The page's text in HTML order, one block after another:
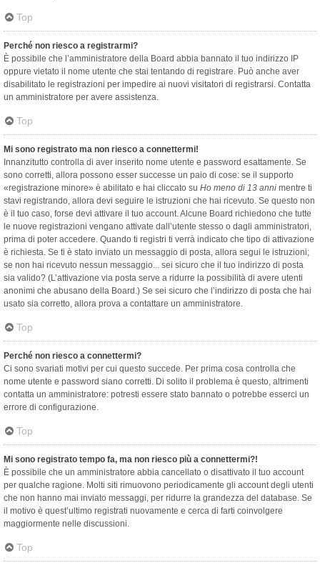
Top
Perché non riesco a registrarmi?
È possibile che l’amministratore della Board abbia bannato il tuo indirizzo IP
oppure vietato il nome utente che stai tentando di registrare. Può anche aver
disabilitato le registrazioni per impedire ai nuovi visitatori di registrarsi. Contatta
un amministratore per avere assistenza.
Top
Mi sono registrato ma non riesco a connettermi!
Innanzitutto controlla di aver inserito nome utente e password esattamente. Se
sono corretti, allora possono esser successe un paio di cose: se il supporto
«registrazione minore» è abilitato e hai cliccato su Ho meno di 13 anni mentre ti
stavi registrando, allora devi seguire le istruzioni che hai ricevuto. Se questo non
è il tuo caso, forse devi attivare il tuo account. Alcune Board richiedono che tutte
le nuove registrazioni vengano attivate dall’utente stesso o dagli amministratori,
prima di poter accedere. Quando ti registri ti verrà indicato che tipo di attivazione
è richiesta. Se ti è stato inviato un messaggio di posta, allora segui le istruzioni;
se non hai ricevuto nessun messaggio... sei sicuro che il tuo indirizzo di posta
sia valido? (L’attivazione via posta serve a ridurre la possibilità di avere utenti
anonimi che abusano della Board.) Se sei sicuro che l’indirizzo di posta che hai
usato sia corretto, allora prova a contattare un amministratore.
Top
Perché non riesco a connettermi?
Ci sono svariati motivi per cui questo succede. Per prima cosa controlla che
nome utente e password siano corretti. Di solito il problema è questo, altrimenti
contatta un amministratore: potresti essere stato bannato o potrebbe esserci un
errore di configurazione.
Top
Mi sono registrato tempo fa, ma non riesco più a connettermi?!
È possibile che un amministratore abbia cancellato o disattivato il tuo account
per qualche ragione. Molti siti rimuovono periodicamente gli account degli utenti
che non hanno mai inviato messaggi, per ridurre la grandezza del database. Se
il motivo è quest’ultimo registrati nuovamente e cerca di farti coinvolgere
maggiormente nelle discussioni.
Top